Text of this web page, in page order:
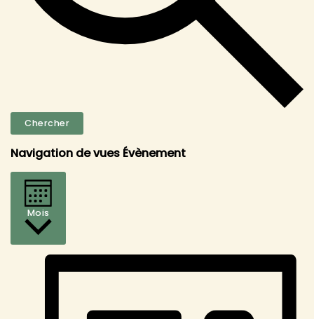
Chercher
Navigation de vues Évènement
Mois